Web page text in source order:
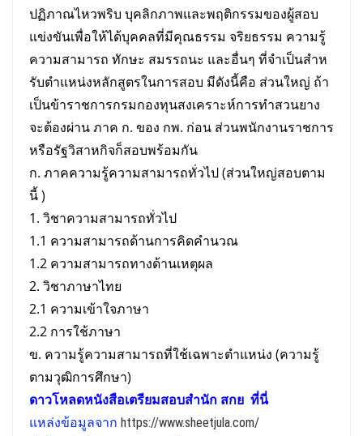
ปฏิภาณไหวพริบ บุคลิกภาพและพฤติกรรมของผู้สอบ
แข่งขันเพื่อให้ได้บุคคลที่มีคุณธรรม จริยธรรม ความรู้
ความสามารถ ทักษะ สมรรถนะ และอื่นๆ ที่จําเป็นสําห
รับตําแหน่งหลักสูตรในการสอบ มีดังนี้คือ ส่วนใหญ่ ถ้า
เป็นข้าราชการกรมกองทุนสงเคราะห์การทำสวนยาง
จะต้องผ่าน ภาค ก. ของ กพ. ก่อน ส่วนพนักงานราชการ
หรือรัฐวิสาหกิจก็สอบพร้อมกัน
ก. ภาคความรู้ความสามารถทั่วไป (ส่วนใหญ่สอบตาม
นี้ )
1. วิชาความสามารถทั่วไป
1.1 ความสามารถด้านการคิดคำนวณ
1.2 ความสามารถทางด้านเหตุผล
2. วิชาภาษาไทย
2.1 ความเข้าใจภาษา
2.2 การใช้ภาษา
ข. ความรู้ความสามารถที่ใช้เฉพาะตำแหน่ง (ความรู้
ตามวุฒิการศึกษา)
ดาวโหลดหนังสือเตรียมสอบสำนัก สกย ที่นี่
แหล่งข้อมูลจาก https://www.sheetjula.com/